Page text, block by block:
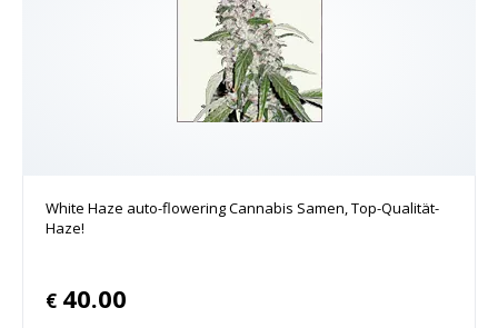
White Haze auto-flowering Cannabis Samen, Top-Qualität-
Haze!
€ 40.00